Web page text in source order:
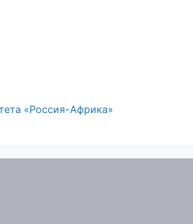
«Россия-Африка»